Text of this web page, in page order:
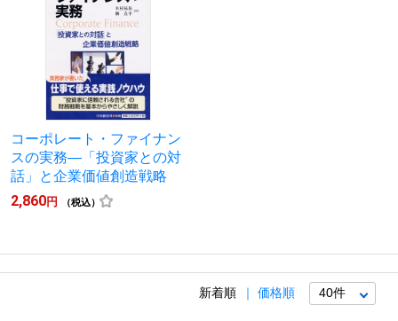
コーポレート・ファイナン
スの実務―「投資家との対
話」と企業価値創造戦略
2,860円 （税込）
新着順 価格順